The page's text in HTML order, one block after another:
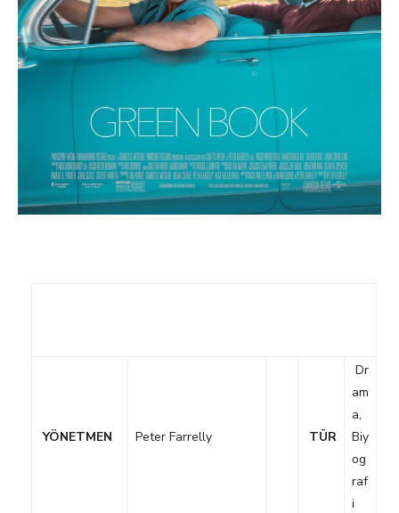
YÖNETMEN Peter Farrelly TÜR
Dr
am
a,
Biy
og
raf
i